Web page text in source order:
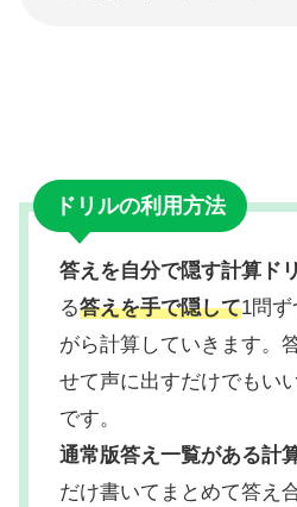
ドリルの利用方法
答えを自分で隠す計算ド
る答えを手で隠して1問ず
がら計算していきます。
せて声に出すだけでもい
です。
通常版答え一覧がある計
だけ書いてまとめて答え